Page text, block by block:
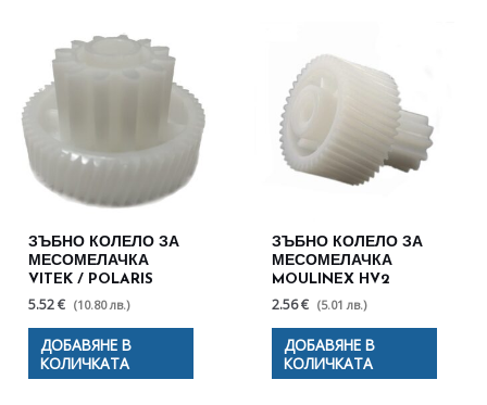
ЗЪБНО КОЛЕЛО ЗА
МЕСОМЕЛАЧКА
VITEK / POLARIS
5.52 € (10.80 лв.)
ДОБАВЯНЕ В
КОЛИЧКАТА
ЗЪБНО КОЛЕЛО ЗА
МЕСОМЕЛАЧКА
MOULINEX HV2
2.56 € (5.01 лв.)
ДОБАВЯНЕ В
КОЛИЧКАТА